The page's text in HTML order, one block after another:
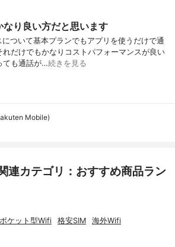
なり良い方だと思います
ついて基本プランでもアプリを使うだけで通
だけでもかなりコストパフォーマンスが良い
ても通話が…続きを見る
Mobile)
連カテゴリ：おすすめ商品ラン
ポケット型Wifi 格安SIM 海外Wifi